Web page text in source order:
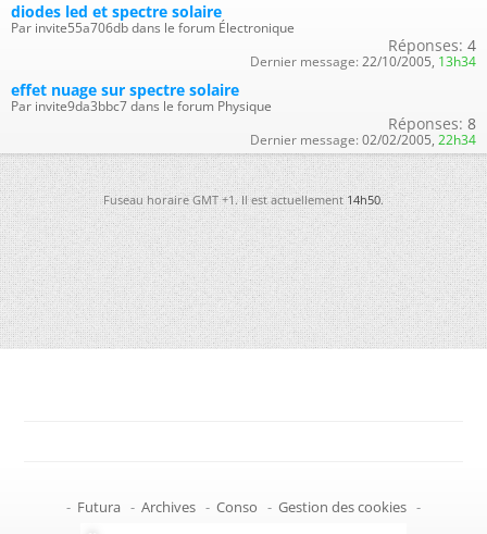
diodes led et spectre solaire
Par invite55a706db dans le forum Électronique
Réponses: 4
Dernier message: 22/10/2005, 13h34
effet nuage sur spectre solaire
Par invite9da3bbc7 dans le forum Physique
Réponses: 8
Dernier message: 02/02/2005, 22h34
Fuseau horaire GMT +1. Il est actuellement14h50.
- Futura - Archives - Conso - Gestion des cookies -